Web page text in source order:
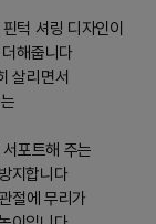
턱 셔링 디자인이
해줍니다
살리면서
포트해 주는
지합니다
절에 무리가